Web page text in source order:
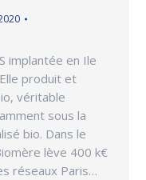
implantée en Ile
produit et
véritable
sous la
bio. Dans le
lève 400 k€
réseaux Paris…